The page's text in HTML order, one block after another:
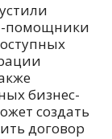
помощники
бизнес-
создать
договор